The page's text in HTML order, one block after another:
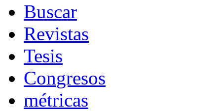
Buscar
Revistas
Tesis
Congresos
métricas